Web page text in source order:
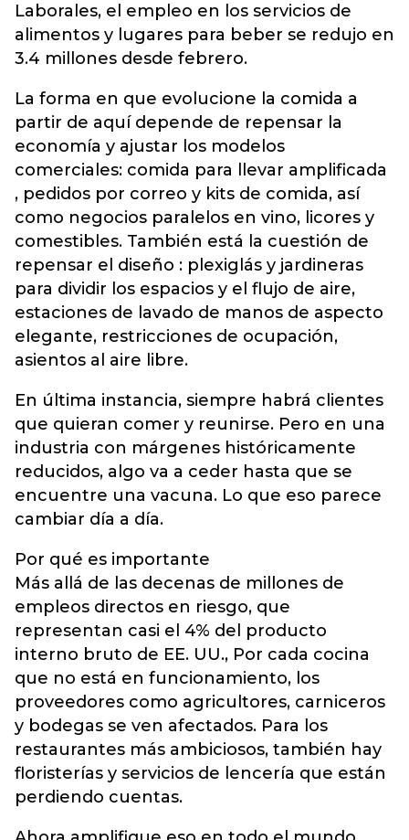
Laborales, el empleo en los servicios de
alimentos y lugares para beber se redujo en
3.4 millones desde febrero.
La forma en que evolucione la comida a
partir de aquí depende de repensar la
economía y ajustar los modelos
comerciales: comida para llevar amplificada
, pedidos por correo y kits de comida, así
como negocios paralelos en vino, licores y
comestibles. También está la cuestión de
repensar el diseño : plexiglás y jardineras
para dividir los espacios y el flujo de aire,
estaciones de lavado de manos de aspecto
elegante, restricciones de ocupación,
asientos al aire libre.
En última instancia, siempre habrá clientes
que quieran comer y reunirse. Pero en una
industria con márgenes históricamente
reducidos, algo va a ceder hasta que se
encuentre una vacuna. Lo que eso parece
cambiar día a día.
Por qué es importante
Más allá de las decenas de millones de
empleos directos en riesgo, que
representan casi el 4% del producto
interno bruto de EE. UU., Por cada cocina
que no está en funcionamiento, los
proveedores como agricultores, carniceros
y bodegas se ven afectados. Para los
restaurantes más ambiciosos, también hay
floristerías y servicios de lencería que están
perdiendo cuentas.